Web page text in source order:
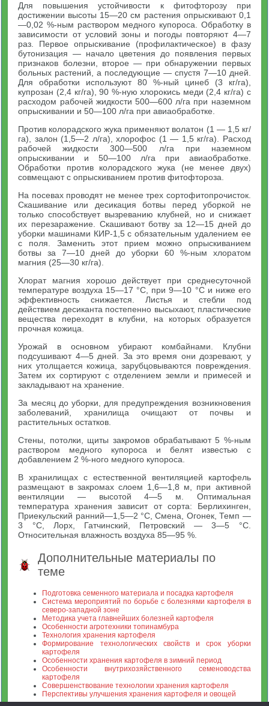
Для повышения устойчивости к фитофторозу при
достижении высоты 15—20 см растения опрыскивают 0,1
—0,02 %-ным раствором медного купороса. Обработку в
зависимости от условий зоны и погоды повторяют 4—7
раз. Первое опрыскивание (профилактическое) в фазу
бутонизация — начало цветения до появления первых
признаков болезни, второе — при обнаружении первых
больных растений, а последующие — спустя 7—10 дней.
Для обработки используют 80 %-ный цинеб (3 кг/га),
купрозан (2,4 кг/га), 90 %-ную хлорокись меди (2,4 кг/га) с
расходом рабочей жидкости 500—600 л/га при наземном
опрыскивании и 50—100 л/га при авиаобработке.
Против колорадского жука применяют волатон (1 — 1,5 кг/
га), залон (1,5—2 л/га), хлорофос (1 — 1,5 кг/га). Расход
рабочей жидкости 300—500 л/га при наземном
опрыскивании и 50—100 л/га при авиаобработке.
Обработки против колорадского жука (не менее двух)
совмещают с опрыскиванием против фитофтороза.
На посевах проводят не менее трех сортофитопрочисток.
Скашивание или десикация ботвы перед уборкой не
только способствует вызреванию клубней, но и снижает
их перезаражение. Скашивают ботву за 12—15 дней до
уборки машинами КИР-1,5 с обязательным удалением ее
с поля. Заменить этот прием можно опрыскиванием
ботвы за 7—10 дней до уборки 60 %-ным хлоратом
магния (25—30 кг/га).
Хлорат магния хорошо действует при среднесуточной
температуре воздуха 15—17 °С, при 9—10 °С и ниже его
эффективность снижается. Листья и стебли под
действием десиканта постепенно высыхают, пластические
вещества переходят в клубни, на которых образуется
прочная кожица.
Урожай в основном убирают комбайнами. Клубни
подсушивают 4—5 дней. За это время они дозревают, у
них утолщается кожица, зарубцовываются повреждения.
Затем их сортируют с отделением земли и примесей и
закладывают на хранение.
За месяц до уборки, для предупреждения возникновения
заболеваний, хранилища очищают от почвы и
растительных остатков.
Стены, потолки, щиты закромов обрабатывают 5 %-ным
раствором медного купороса и белят известью с
добавлением 2 %-ного медного купороса.
В хранилищах с естественной вентиляцией картофель
размещают в закромах слоем 1,6—1,8 м, при активной
вентиляции — высотой 4—5 м. Оптимальная
температура хранения зависит от сорта: Берлихинген,
Приекульский ранний—1,5—2 °С, Смена, Огонек, Темп —
3 °С, Лорх, Гатчинский, Петровский — 3—5 °С.
Относительная влажность воздуха 85—95 %.
Дополнительные материалы по
теме
Подготовка семенного материала и посадка картофеля
Система мероприятий по борьбе с болезнями картофеля в
северо-западной зоне
Методика учета главнейших болезней картофеля
Особенности агротехники топинамбура
Технология хранения картофеля
Формирование технологических свойств и срок уборки
картофеля
Особенности хранения картофеля в зимний период
Особенности внутрихозяйственного семеноводства
картофеля
Совершенствование технологии хранения картофеля
Перспективы улучшения хранения картофеля и овощей